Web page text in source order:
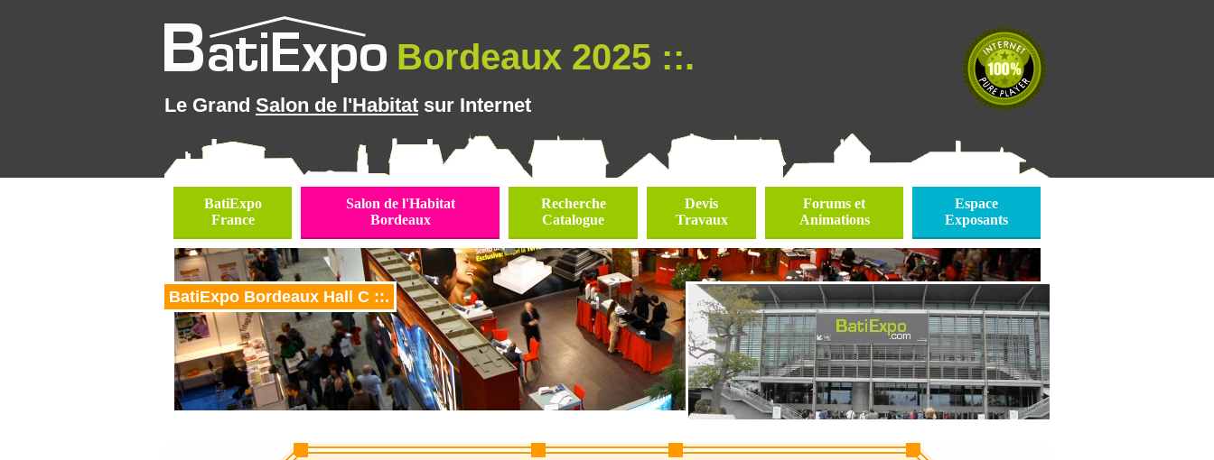
Bordeaux 2025 ::.
Le Grand Salon de l'Habitat sur Internet
BatiExpo
France
Salon de l'Habitat
Bordeaux
Recherche
Catalogue
Devis
Travaux
Forums et
Animations
Espace
Exposants
BatiExpo Bordeaux Hall C ::.